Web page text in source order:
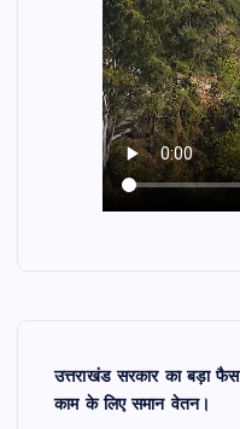
उत्तराखंड सरकार का बड़ा
काम के लिए समान वेतन।